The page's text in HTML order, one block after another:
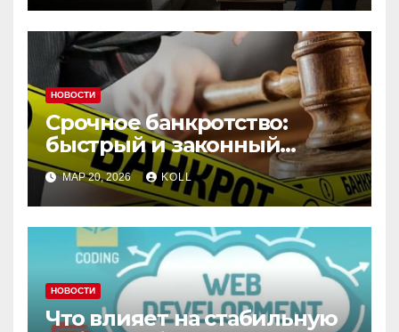
НОВОСТИ
Срочное банкротство:
быстрый и законный
способ списания долгов
МАР 20, 2026 KOLL
НОВОСТИ
Что влияет на стабильную